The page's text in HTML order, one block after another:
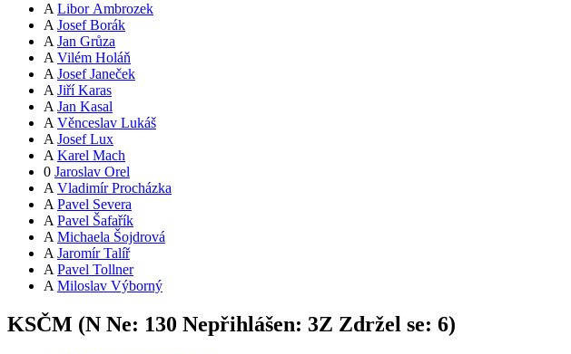
A Libor Ambrozek
A Josef Borák
A Jan Grůza
A Vilém Holáň
A Josef Janeček
A Jiří Karas
A Jan Kasal
A Věnceslav Lukáš
A Josef Lux
A Karel Mach
0 Jaroslav Orel
A Vladimír Procházka
A Pavel Severa
A Pavel Šafařík
A Michaela Šojdrová
A Jaromír Talíř
A Pavel Tollner
A Miloslav Výborný
KSČM (N Ne: 130 Nepřihlášen: 3Z Zdržel se: 6)